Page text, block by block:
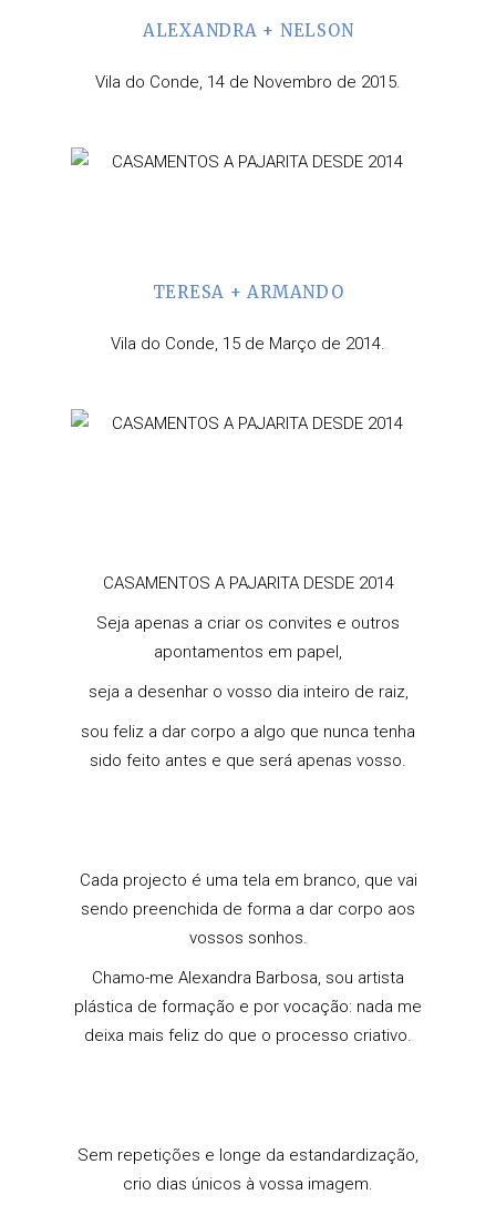
ALEXANDRA + NELSON
Vila do Conde, 14 de Novembro de 2015.
TERESA + ARMANDO
Vila do Conde, 15 de Março de 2014.
CASAMENTOS A PAJARITA DESDE 2014
Seja apenas a criar os convites e outros
apontamentos em papel,
seja a desenhar o vosso dia inteiro de raiz,
sou feliz a dar corpo a algo que nunca tenha
sido feito antes e que será apenas vosso.
Cada projecto é uma tela em branco, que vai
sendo preenchida de forma a dar corpo aos
vossos sonhos.
Chamo-me Alexandra Barbosa, sou artista
plástica de formação e por vocação: nada me
deixa mais feliz do que o processo criativo.
Sem repetições e longe da estandardização,
crio dias únicos à vossa imagem.